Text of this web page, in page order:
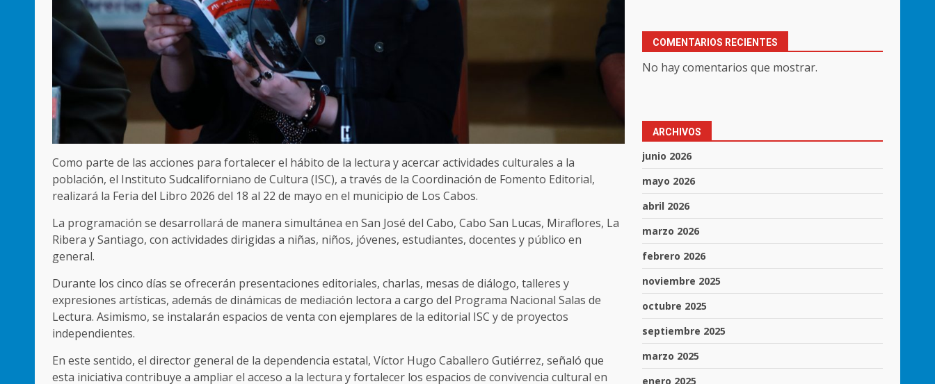
Como parte de las acciones para fortalecer el hábito de la lectura y acercar actividades culturales a la
población, el Instituto Sudcaliforniano de Cultura (ISC), a través de la Coordinación de Fomento Editorial,
realizará la Feria del Libro 2026 del 18 al 22 de mayo en el municipio de Los Cabos.
La programación se desarrollará de manera simultánea en San José del Cabo, Cabo San Lucas, Miraflores, La
Ribera y Santiago, con actividades dirigidas a niñas, niños, jóvenes, estudiantes, docentes y público en
general.
Durante los cinco días se ofrecerán presentaciones editoriales, charlas, mesas de diálogo, talleres y
expresiones artísticas, además de dinámicas de mediación lectora a cargo del Programa Nacional Salas de
Lectura. Asimismo, se instalarán espacios de venta con ejemplares de la editorial ISC y de proyectos
independientes.
En este sentido, el director general de la dependencia estatal, Víctor Hugo Caballero Gutiérrez, señaló que
esta iniciativa contribuye a ampliar el acceso a la lectura y fortalecer los espacios de convivencia cultural en
COMENTARIOS RECIENTES
No hay comentarios que mostrar.
ARCHIVOS
junio 2026
mayo 2026
abril 2026
marzo 2026
febrero 2026
noviembre 2025
octubre 2025
septiembre 2025
marzo 2025
enero 2025